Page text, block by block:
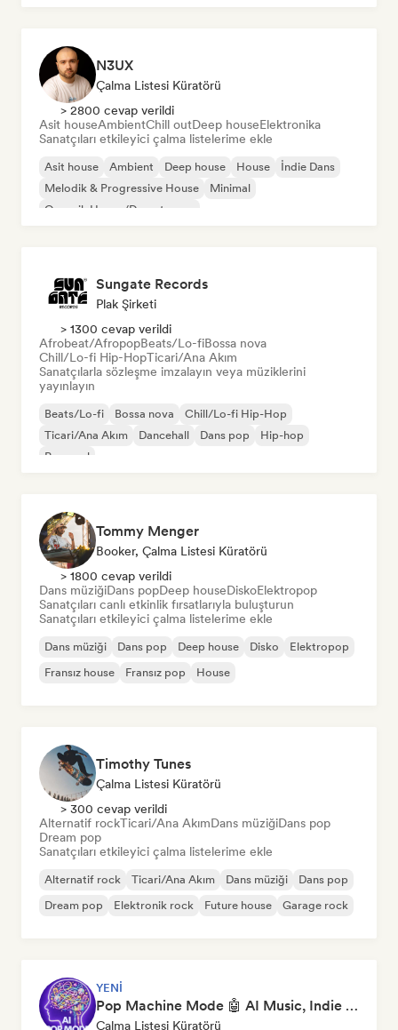
N3UX
Çalma Listesi Küratörü
> 2800 cevap verildi
Asit houseAmbientChill outDeep houseElektronika
Sanatçıları etkileyici çalma listelerime ekle
Asit house Ambient Deep house House
İndie Dans
Melodik & Progressive House
Minimal
Organik House/Downtempo
Sungate Records
Plak Şirketi
> 1300 cevap verildi
Afrobeat/AfropopBeats/Lo-fiBossa nova
Chill/Lo-fi Hip-HopTicari/Ana Akım
Sanatçılarla sözleşme imzalayın veya müziklerini
yayınlayın
Beats/Lo-fi Bossa nova
Chill/Lo-fi Hip-Hop
Ticari/Ana Akım
Dancehall Dans pop
Hip-hop
Pop soul
Tommy Menger
Booker, Çalma Listesi Küratörü
> 1800 cevap verildi
Dans müziğiDans popDeep houseDiskoElektropop
Sanatçıları canlı etkinlik fırsatlarıyla buluşturun
Sanatçıları etkileyici çalma listelerime ekle
Dans müziği Dans pop Deep house Disko
Elektropop
Fransız house
Fransız pop House
Timothy Tunes
Çalma Listesi Küratörü
> 300 cevap verildi
Alternatif rockTicari/Ana AkımDans müziğiDans pop
Dream pop
Sanatçıları etkileyici çalma listelerime ekle
Alternatif rock Ticari/Ana Akım Dans müziği
Dans pop
Dream pop
Elektronik rock Future house Garage rock
YENI
Pop Machine Mode 🤖 AI Music, Indie Pop & Dream Pop
Çalma Listesi Küratörü